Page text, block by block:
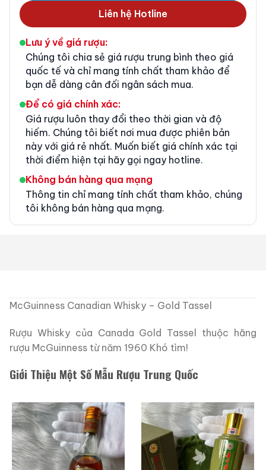
Liên hệ Hotline
Lưu ý về giá rượu:
Chúng tôi chia sẻ giá rượu trung bình theo giá
quốc tế và chỉ mang tính chất tham khảo để
bạn dễ dàng cân đối ngân sách mua.
Để có giá chính xác:
Giá rượu luôn thay đổi theo thời gian và độ
hiếm. Chúng tôi biết nơi mua được phiên bản
này với giá rẻ nhất. Muốn biết giá chính xác tại
thời điểm hiện tại hãy gọi ngay hotline.
Không bán hàng qua mạng
Thông tin chỉ mang tính chất tham khảo, chúng
tôi không bán hàng qua mạng.
McGuinness Canadian Whisky – Gold Tassel
Rượu Whisky của Canada Gold Tassel thuộc hãng
rượu McGuinness từ năm 1960 Khó tìm!
Giới Thiệu Một Số Mẫu Rượu Trung Quốc